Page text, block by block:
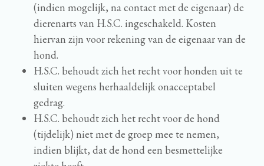
(indien mogelijk, na contact met de eigenaar) de
dierenarts van H.S.C. ingeschakeld. Kosten
hiervan zijn voor rekening van de eigenaar van de
hond.
H.S.C. behoudt zich het recht voor honden uit te
sluiten wegens herhaaldelijk onacceptabel
gedrag.
H.S.C. behoudt zich het recht voor de hond
(tijdelijk) niet met de groep mee te nemen,
indien blijkt, dat de hond een besmettelijke